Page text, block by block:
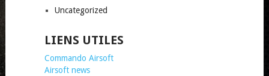
Uncategorized
LIENS UTILES
Commando Airsoft
Airsoft news